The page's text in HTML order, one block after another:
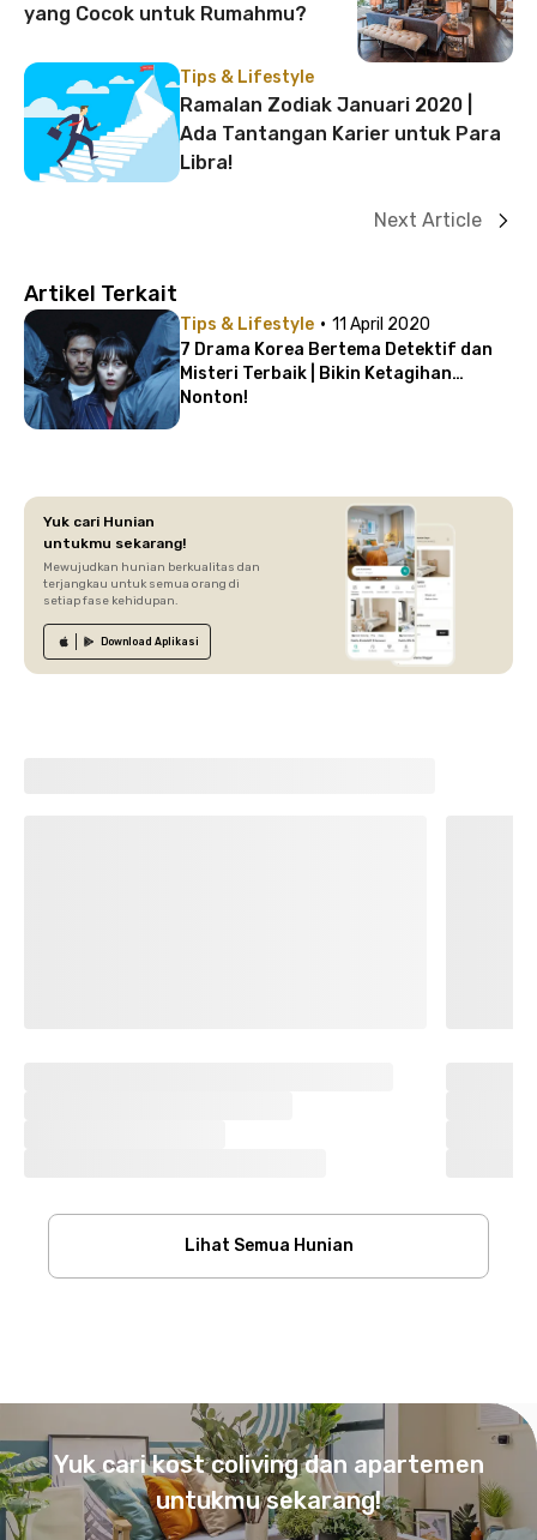
yang Cocok untuk Rumahmu?
Tips & Lifestyle
Ramalan Zodiak Januari 2020 |
Ada Tantangan Karier untuk Para
Libra!
Next Article
Artikel Terkait
Tips & Lifestyle · 11 April 2020
7 Drama Korea Bertema Detektif dan
Misteri Terbaik | Bikin Ketagihan
Nonton!
Yuk cari Hunian
untukmu sekarang!
Mewujudkan hunian berkualitas dan
terjangkau untuk semua orang di
setiap fase kehidupan.
Download Aplikasi
Lihat Semua Hunian
Yuk cari kost coliving dan apartemen
untukmu sekarang!